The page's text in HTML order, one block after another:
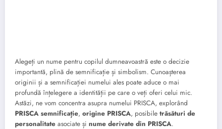
Alegeți un nume pentru copilul dumneavoastră este o decizie
importantă, plină de semnificație și simbolism. Cunoașterea
originii și a semnificației numelui ales poate aduce o mai
profundă înțelegere a identității pe care o veți oferi celui mic.
Astăzi, ne vom concentra asupra numelui PRISCA, explorând
PRISCA semnificație, origine PRISCA, posibile trăsături de
personalitate asociate și nume derivate din PRISCA.